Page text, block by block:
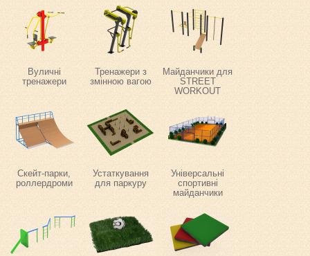
Вуличні
тренажери
Тренажери з
змінною вагою
Майданчики для
STREET
WORKOUT
Скейт-парки,
роллердроми
Устаткування
для паркуру
Універсальні
спортивні
майданчики